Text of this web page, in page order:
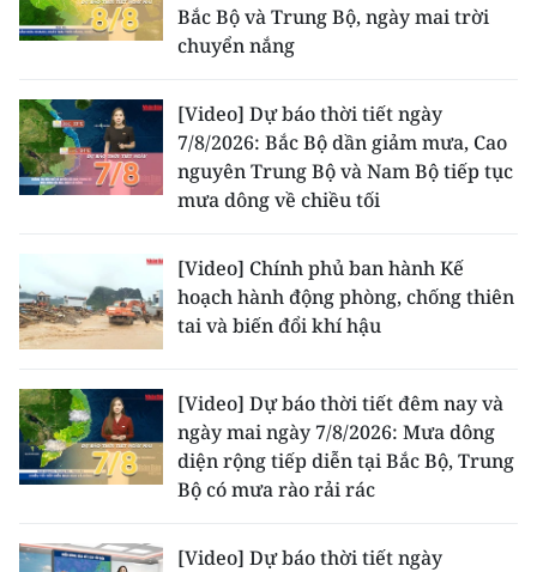
Bắc Bộ và Trung Bộ, ngày mai trời
chuyển nắng
[Video] Dự báo thời tiết ngày
7/8/2026: Bắc Bộ dần giảm mưa, Cao
nguyên Trung Bộ và Nam Bộ tiếp tục
mưa dông về chiều tối
[Video] Chính phủ ban hành Kế
hoạch hành động phòng, chống thiên
tai và biến đổi khí hậu
[Video] Dự báo thời tiết đêm nay và
ngày mai ngày 7/8/2026: Mưa dông
diện rộng tiếp diễn tại Bắc Bộ, Trung
Bộ có mưa rào rải rác
[Video] Dự báo thời tiết ngày